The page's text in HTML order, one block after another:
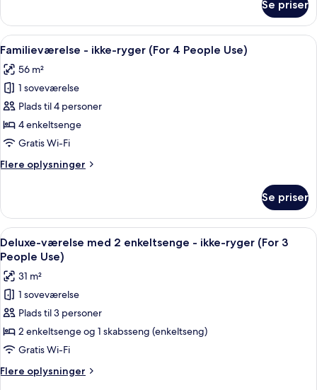
Se priser
Indlæs
alle
billeder
af
Familieværelse
-
ikke-
(For
Use)
Et hotelværelse med to senge, en
7
Familieværelse - ikke-ryger (For 4 People Use)
56 m²
1 soveværelse
Plads til 4 personer
4 enkeltsenge
Gratis Wi-Fi
Flere oplysninger
Flere
-
ikke-
ryger
(For
People
Use)
Se priser
Indlæs
alle
billeder
af
Deluxe-
værelse
med
2
enkeltsenge
-
Et hotelværelse med to senge, et
7
Deluxe-værelse med 2 enkeltsenge - ikke-ryger (For 3
People Use)
31 m²
1 soveværelse
Plads til 3 personer
2 enkeltsenge og 1 skabsseng (enkeltseng)
Gratis Wi-Fi
Flere oplysninger
Flere